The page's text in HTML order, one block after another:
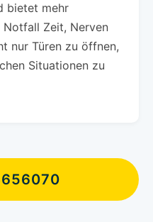
bietet mehr
Zeit, Nerven
nur Türen zu öffnen,
Situationen zu